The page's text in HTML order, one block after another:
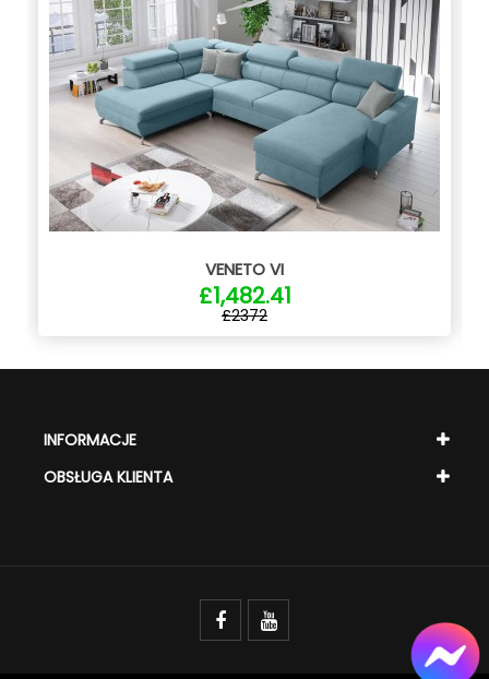
VENETO VI
£1,482.41
£2372
INFORMACJE
OBSŁUGA KLIENTA